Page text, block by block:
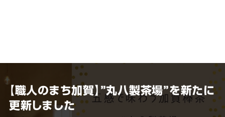
【職人のまち加賀】”丸八製茶場”を新たに
更新しました